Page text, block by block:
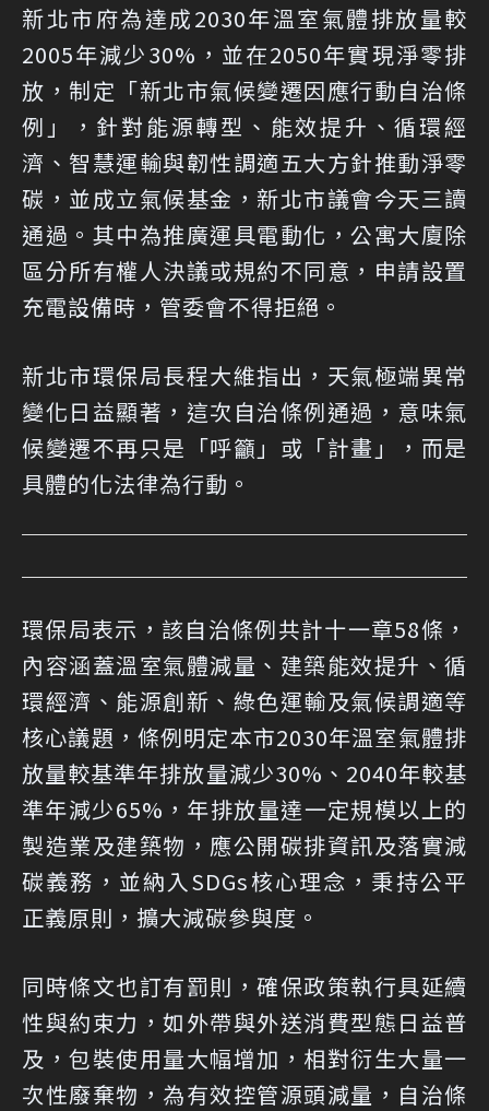
新北市府為達成2030年溫室氣體排放量較
2005年減少30%，並在2050年實現淨零排
放，制定「新北市氣候變遷因應行動自治條
例」，針對能源轉型、能效提升、循環經
濟、智慧運輸與韌性調適五大方針推動淨零
碳，並成立氣候基金，新北市議會今天三讀
通過。其中為推廣運具電動化，公寓大廈除
區分所有權人決議或規約不同意，申請設置
充電設備時，管委會不得拒絕。
新北市環保局長程大維指出，天氣極端異常
變化日益顯著，這次自治條例通過，意味氣
候變遷不再只是「呼籲」或「計畫」，而是
具體的化法律為行動。
環保局表示，該自治條例共計十一章58條，
內容涵蓋溫室氣體減量、建築能效提升、循
環經濟、能源創新、綠色運輸及氣候調適等
核心議題，條例明定本市2030年溫室氣體排
放量較基準年排放量減少30%、2040年較基
準年減少65%，年排放量達一定規模以上的
製造業及建築物，應公開碳排資訊及落實減
碳義務，並納入SDGs核心理念，秉持公平
正義原則，擴大減碳參與度。
同時條文也訂有罰則，確保政策執行具延續
性與約束力，如外帶與外送消費型態日益普
及，包裝使用量大幅增加，相對衍生大量一
次性廢棄物，為有效控管源頭減量，自治條